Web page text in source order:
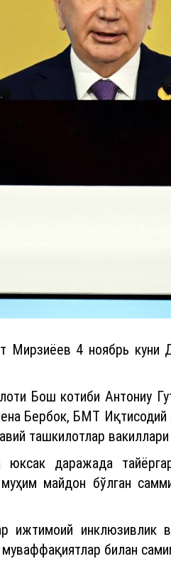
Мирзиёев 4 ноябрь
Бош котиби Антониу
Бербок, БМТ Иқтисодий
ташкилотлар
даражада
майдон бўлган
ижтимоий инклюзивлик
билан